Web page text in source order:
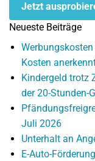
Jetzt
Neueste Beiträge
Kosten
Kindergeld trotz
der 20-Stunden-
Juli 2026
Unterhalt an
E-Auto-